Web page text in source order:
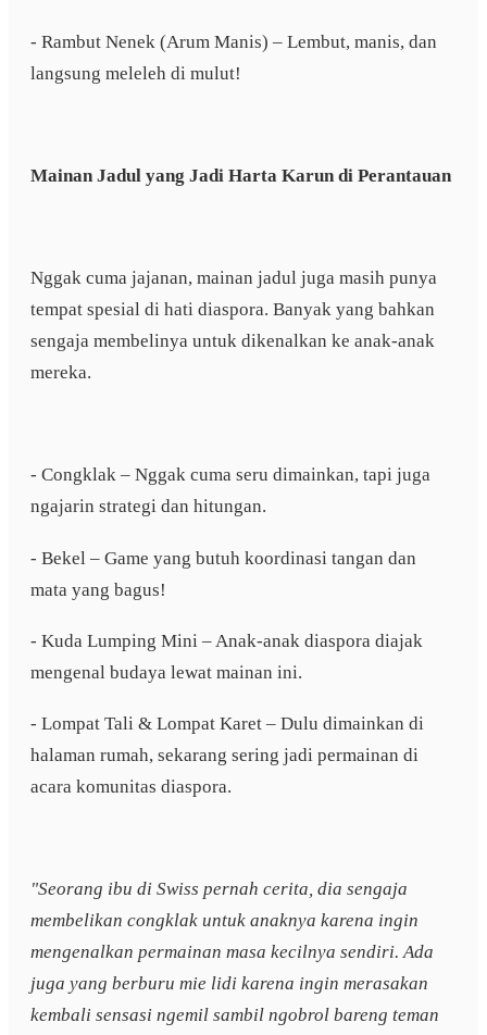
- Rambut Nenek (Arum Manis) – Lembut, manis, dan
langsung meleleh di mulut!
Mainan Jadul yang Jadi Harta Karun di Perantauan
Nggak cuma jajanan, mainan jadul juga masih punya
tempat spesial di hati diaspora. Banyak yang bahkan
sengaja membelinya untuk dikenalkan ke anak-anak
mereka.
- Congklak – Nggak cuma seru dimainkan, tapi juga
ngajarin strategi dan hitungan.
- Bekel – Game yang butuh koordinasi tangan dan
mata yang bagus!
- Kuda Lumping Mini – Anak-anak diaspora diajak
mengenal budaya lewat mainan ini.
- Lompat Tali & Lompat Karet – Dulu dimainkan di
halaman rumah, sekarang sering jadi permainan di
acara komunitas diaspora.
"Seorang ibu di Swiss pernah cerita, dia sengaja
membelikan congklak untuk anaknya karena ingin
mengenalkan permainan masa kecilnya sendiri. Ada
juga yang berburu mie lidi karena ingin merasakan
kembali sensasi ngemil sambil ngobrol bareng teman